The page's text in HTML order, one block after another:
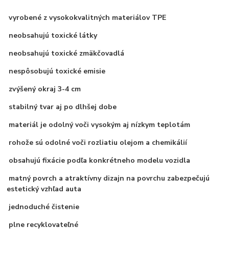
vyrobené z vysokokvalitných materiálov TPE
neobsahujú toxické látky
neobsahujú toxické zmäkčovadlá
nespôsobujú toxické emisie
zvýšený okraj 3-4 cm
stabilný tvar aj po dlhšej dobe
materiál je odolný voči vysokým aj nízkym teplotám
rohože sú odolné voči rozliatiu olejom a chemikálií
obsahujú fixácie podľa konkrétneho modelu vozidla
matný povrch a atraktívny dizajn na povrchu zabezpečujú
estetický vzhľad auta
jednoduché čistenie
plne recyklovateľné